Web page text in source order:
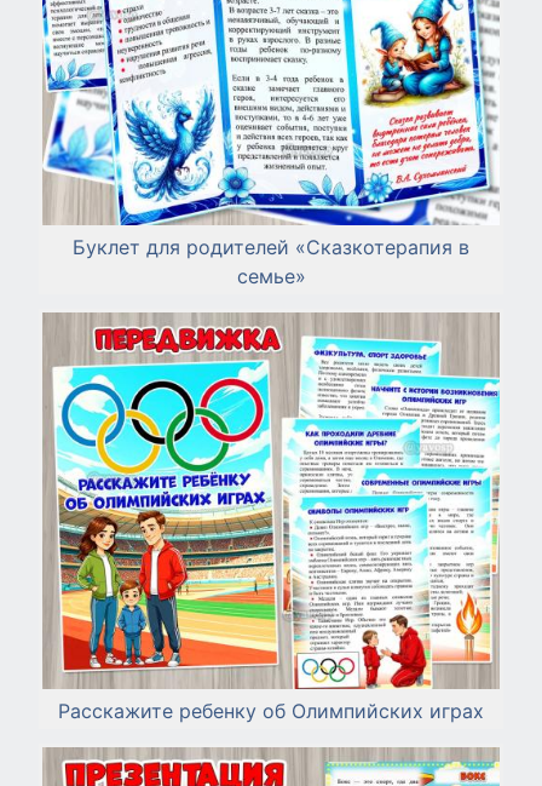
Буклет для родителей «Сказкотерапия в
семье»
Расскажите ребенку об Олимпийских играх